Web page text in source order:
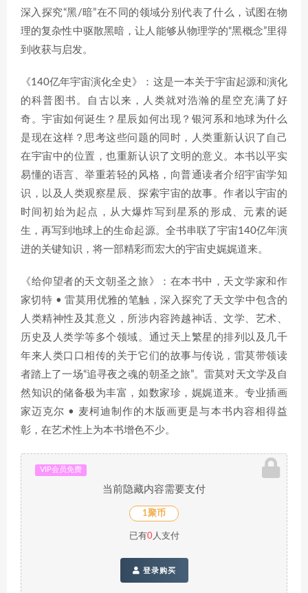
深入探究“黑/暗”在不同的领域分别代表了什么，试图在物
理的复杂性中驱散黑暗，让人能够从物理学的“黑概念”里得
到收获与启发。
《140亿年宇宙演化全史》：这是一本关于宇宙起源和演化
的科普图书。自古以来，人类就对浩瀚的星空充满了好
奇。宇宙如何诞生？星辰如何出现？银河系和地球为什么
是现在这样？思考这些问题的同时，人类重新认识了自己
在宇宙中的位置，也重新认识了文明的意义。本书以平实
易懂的语言、举重若轻的风格，向普通读者介绍宇宙学知
识，以及人类观察星辰、探索宇宙的故事。作者以宇宙的
时间初始为起点，从大爆炸写到星系的形成、元素的诞
生，再写到地球上的生命起源。全书串联了宇宙140亿年演
进的关键知识，将一部精彩而宏大的宇宙史娓娓道来。
《给仰望者的天文朝圣之旅》：在本书中，天文学家和作
家切特 • 雷莫用优雅的笔触，深入探究了天文学中包含的
人类精神性及其意义，所涉内容跨越神话、文学、艺术、
历史及人类学等多个领域。通过天上繁星的排列以及几千
年来人类口口相传的关于它们的故事与传说，雷莫带领读
者踏上了一场“追寻夜之魂的朝圣之旅”。雷莫对天文学及自
然知识的储备极为丰富，如数家珍，娓娓道来。专业插画
家迈克尔 • 麦柯迪制作的木版画更是与本书内容相得益
彰，在艺术性上为本书增色不少。
VIP会员免费
当前隐藏内容需要支付
1聚币
已有0人支付
登录购买